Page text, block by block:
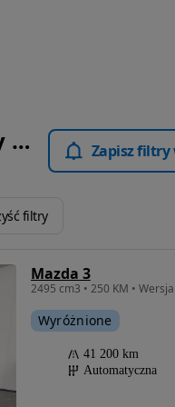
Mazda Legionowo - Samochody Osobowe Zapisz
filtry
Mazda 3
Wyróżnione
41 200 km
Automatyczna